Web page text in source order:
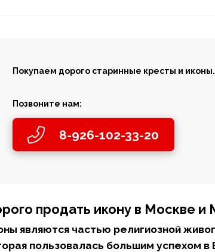
Покупаем дорого старинные кресты и
Позвоните нам:
8-926-102-33-20
продать икону в Москве и
являются частью религиозной
пользовалась большим успехом